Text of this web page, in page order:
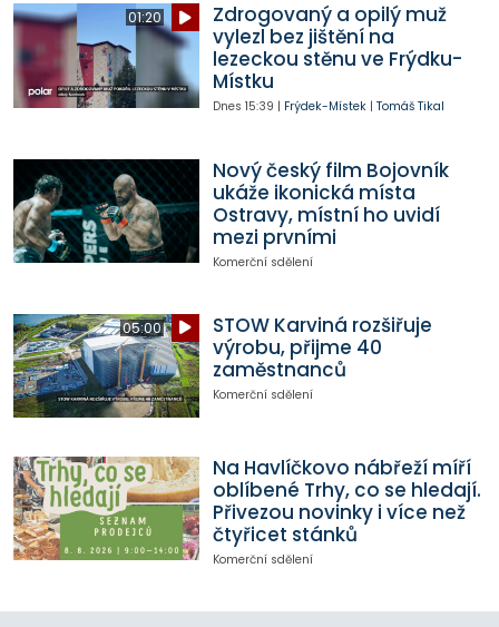
01:20
Zdrogovaný a opilý muž
vylezl bez jištění na
lezeckou stěnu ve Frýdku-
Místku
Dnes 15:39 | Frýdek-Místek| Tomáš Tikal
Nový český film Bojovník
ukáže ikonická místa
Ostravy, místní ho uvidí
mezi prvními
Komerční sdělení
05:00
STOW Karviná rozšiřuje
výrobu, přijme 40
zaměstnanců
Komerční sdělení
Na Havlíčkovo nábřeží míří
oblíbené Trhy, co se hledají.
Přivezou novinky i více než
čtyřicet stánků
Komerční sdělení